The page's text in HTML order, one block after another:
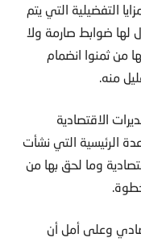
التفضيلية التي يتم
لها ضوابط صارمة ولا
من ثمنوا انضمام
منه.
الاقتصادية
الرئيسية التي نشأت
وما لحق بها من
وعلى أمل أن